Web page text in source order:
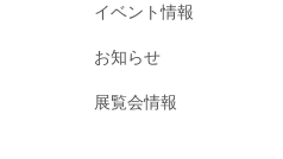
イベント情報
お知らせ
展覧会情報